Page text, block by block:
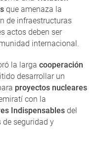
que amenaza la
de infraestructuras
actos deben ser
internacional.
la larga cooperación
desarrollar un
proyectos nucleares
con la
Indispensables del
de seguridad y